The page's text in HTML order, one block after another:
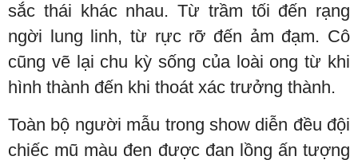
sắc thái khác nhau. Từ trầm tối đến rạng
ngời lung linh, từ rực rỡ đến ảm đạm. Cô
cũng vẽ lại chu kỳ sống của loài ong từ khi
hình thành đến khi thoát xác trưởng thành.
Toàn bộ người mẫu trong show diễn đều đội
chiếc mũ màu đen được đan lồng ấn tượng